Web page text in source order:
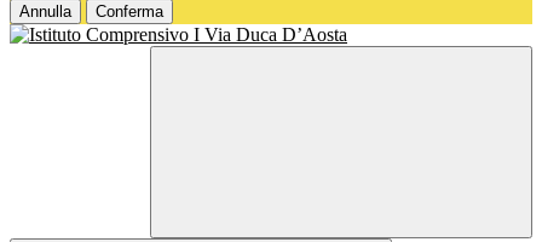
Annulla Conferma